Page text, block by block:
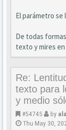
El parámetro
De todas
texto y mires en
Re:
texto para
y medio
#54745 by
Thu May 30,